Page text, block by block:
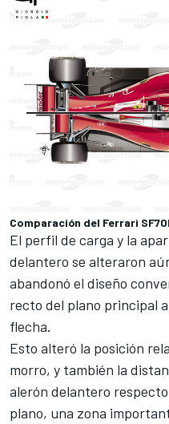
Comparación del Ferrari
El perfil de carga y la
delantero se alteraron
abandonó el diseño
recto del plano principal
flecha.
Esto alteró la posición
morro, y también la
alerón delantero
plano, una zona